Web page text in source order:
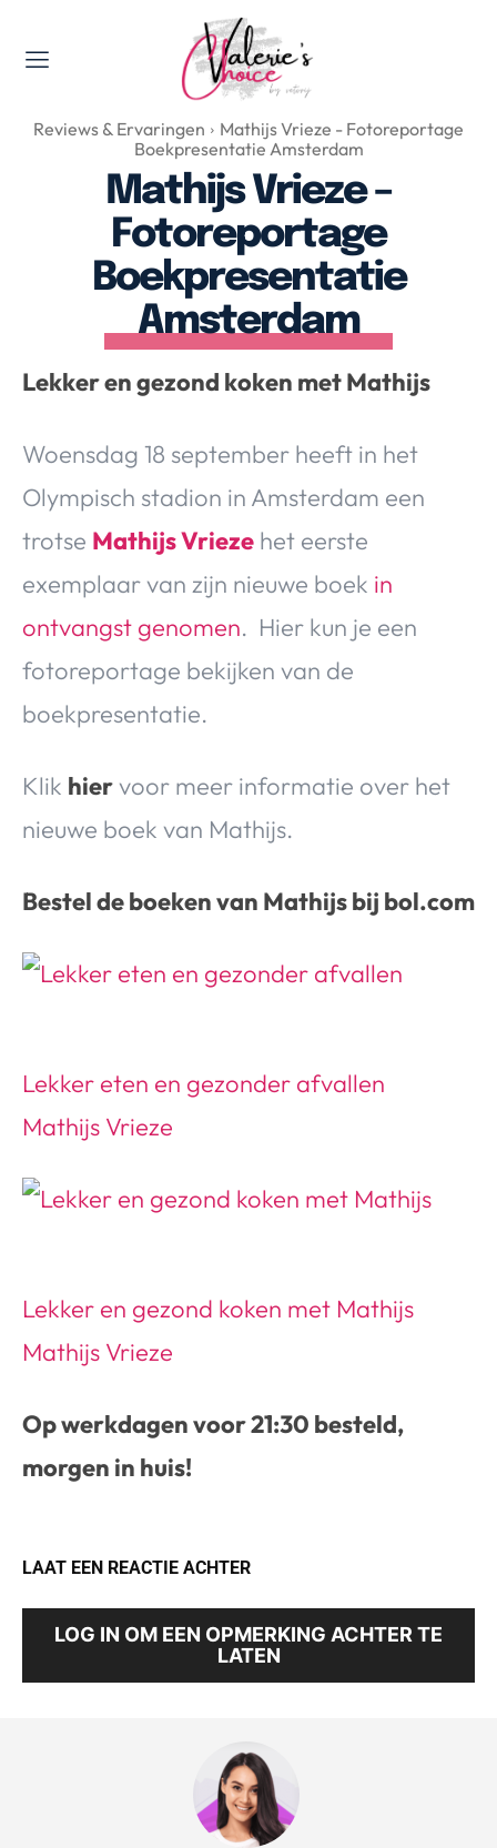
Valerie's Topics
Travel & Culture
Food & Drinks
Happyness & Opmerkelijk
Lifestyle, Sport & Duurzaamheid
Gadgets & Tech
Top 5 van Valerie
Health & Beauty
Huis & Tuin
Over Valerie
Over Valerie
De Top 5
Contact
VALERIE'S CHOICE
Travel
Lifestyle
Reviews & Ervaringen
Mathijs Vrieze - Fotoreportage
Boekpresentatie Amsterdam
Mathijs Vrieze –
Fotoreportage
Boekpresentatie
Amsterdam
Lekker en gezond koken met Mathijs
Woensdag 18 september heeft in het
Olympisch stadion in Amsterdam een
trotse Mathijs Vrieze het eerste
exemplaar van zijn nieuwe boek in
ontvangst genomen. Hier kun je een
fotoreportage bekijken van de
boekpresentatie.
Klik hiervoor meer informatie over het
nieuwe boek van Mathijs.
Bestel de boeken van Mathijs bij bol.com
Lekker eten en gezonder afvallen
Mathijs Vrieze
Lekker en gezond koken met Mathijs
Mathijs Vrieze
Op werkdagen voor 21:30 besteld,
morgen in huis!
LAAT EEN REACTIE ACHTER
LOG IN OM EEN OPMERKING ACHTER TE
LATEN